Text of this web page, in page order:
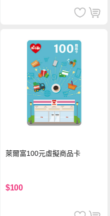
萊爾富100元虛擬商品卡
$100